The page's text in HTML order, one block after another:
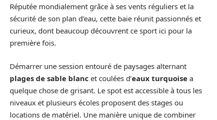
Réputée mondialement grâce à ses vents réguliers et la
sécurité de son plan d’eau, cette baie réunit passionnés et
curieux, dont beaucoup découvrent ce sport ici pour la
première fois.
Démarrer une session entouré de paysages alternant
plages de sable blanc et coulées d’eaux turquoise a
quelque chose de grisant. Le spot est accessible à tous les
niveaux et plusieurs écoles proposent des stages ou
locations de matériel. Une manière unique de combiner